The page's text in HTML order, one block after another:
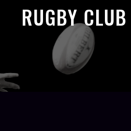
RUGBY CLUB